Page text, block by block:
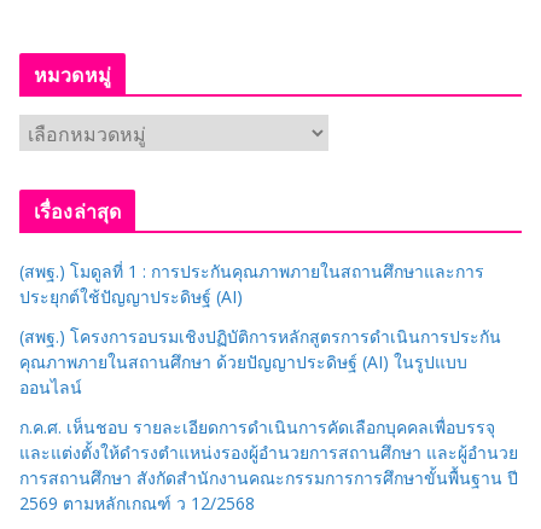
หมวดหมู่
ม
ว
มู่
เรื่องล่าสุด
(สพฐ.) โมดูลที่ 1 : การประกันคุณภาพภายในสถานศึกษาและการ
ประยุกต์ใช้ปัญญาประดิษฐ์ (AI)
(สพฐ.) โครงการอบรมเชิงปฏิบัติการหลักสูตรการดำเนินการประกัน
คุณภาพภายในสถานศึกษา ด้วยปัญญาประดิษฐ์ (AI) ในรูปแบบ
ออนไลน์
ก.ค.ศ. เห็นชอบ รายละเอียดการดำเนินการคัดเลือกบุคคลเพื่อบรรจุ
และแต่งตั้งให้ดำรงตำแหน่งรองผู้อำนวยการสถานศึกษา และผู้อำนวย
การสถานศึกษา สังกัดสำนักงานคณะกรรมการการศึกษาขั้นพื้นฐาน ปี
2569 ตามหลักเกณฑ์ ว 12/2568